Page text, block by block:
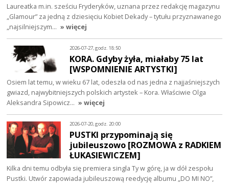
Laureatka m.in. sześciu Fryderyków, uznana przez redakcję magazynu
„Glamour” za jedną z dziesięciu Kobiet Dekady – tytułu przyznawanego
„najsilniejszym… » więcej
2026-07-27, godz. 18:50
KORA. Gdyby żyła, miałaby 75 lat
[WSPOMNIENIE ARTYSTKI]
Osiem lat temu, w wieku 67 lat, odeszła od nas jedna z najjaśniejszych
gwiazd, najwybitniejszych polskich artystek – Kora. Właściwie Olga
Aleksandra Sipowicz… » więcej
2026-07-20, godz. 20:00
PUSTKI przypominają się
jubileuszowo [ROZMOWA z RADKIEM
ŁUKASIEWICZEM]
Kilka dni temu odbyła się premiera singla Ty w górę, ja w dół zespołu
Pustki. Utwór zapowiada jubileuszową reedycję albumu „DO MI NO”,